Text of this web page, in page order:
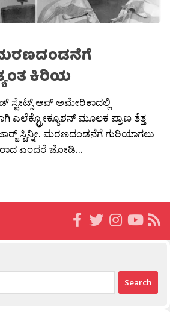
ಮರಣದಂಡನೆಗೆ
ಕಿರಿಯ
ಸ್ಟೇಟ್ಸ್ ಆಪ್ ಅಮೇರಿಕಾದಲ್ಲಿ
ಮೂಲಕ ಪ್ರಾಣ ತೆತ್ತ
ಸ್ಟಿನ್ನೀ. ಮರಣದಂಡನೆಗೆ ಗುರಿಯಾಗಲು
ಎಂದರೆ ಜೋಡಿ...